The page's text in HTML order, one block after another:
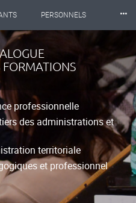
PERSONNELS ⸱⸱⸱
FORMATIONS
professionnelle
des administrations et
territoriale
et professionnel